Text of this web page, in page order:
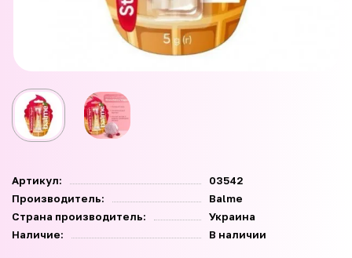
Артикул:
03542
Производитель:
Balme
Страна производитель:
Украина
Наличие:
В наличии